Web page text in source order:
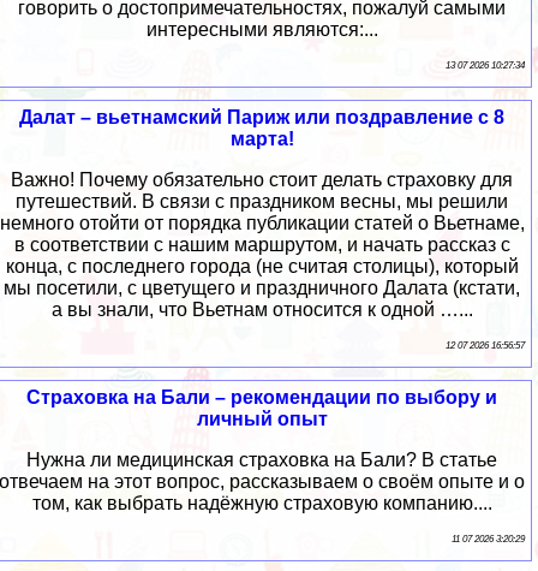
говорить о достопримечательностях, пожалуй самыми
интересными являются:...
13 07 2026 10:27:34
Далат – вьетнамский Париж или поздравление с 8
марта!
Важно! Почему обязательно стоит делать страховку для
путешествий. В связи с праздником весны, мы решили
немного отойти от порядка публикации статей о Вьетнаме,
в соответствии с нашим маршрутом, и начать рассказ с
конца, с последнего города (не считая столицы), который
мы посетили, с цветущего и праздничного Далата (кстати,
а вы знали, что Вьетнам относится к одной …...
12 07 2026 16:56:57
Страховка на Бали – рекомендации по выбору и
личный опыт
Нужна ли медицинская страховка на Бали? В статье
отвечаем на этот вопрос, рассказываем о своём опыте и о
том, как выбрать надёжную страховую компанию....
11 07 2026 3:20:29